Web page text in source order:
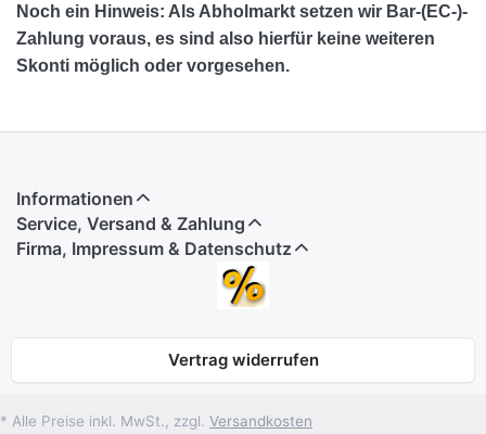
Noch ein Hinweis: Als Abholmarkt setzen wir Bar-(EC-)-
Zahlung voraus, es sind also hierfür keine weiteren
Skonti möglich oder vorgesehen.
Informationen
Service, Versand & Zahlung
Firma, Impressum & Datenschutz
Vertrag widerrufen
* Alle Preise inkl. MwSt., zzgl. Versandkosten